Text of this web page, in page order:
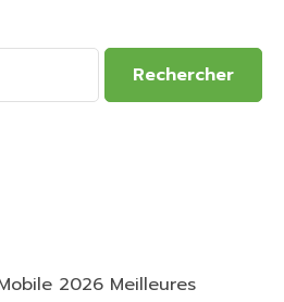
Rechercher
2026 Meilleures